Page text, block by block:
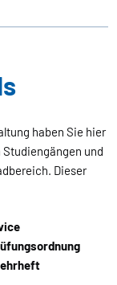
haben Sie hier
und
Dieser